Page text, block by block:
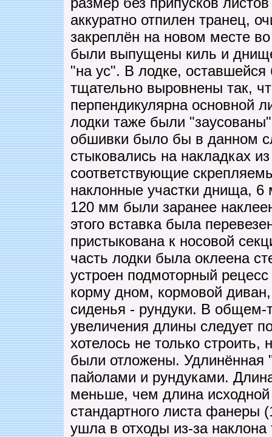
аккуратно отпилен транец,
закреплён на новом месте
были выпущены киль и
"на ус". В лодке, оставшейся
тщательно выровнены так,
перпендикулярна основной
лодки таже были
обшивки было бы в данном
стыковались на накладках
соответствующие
наклонные участки днища,
120 мм были заранее
этого вставка была
пристыкована к носовой
часть лодки была оклеена
устроен подмоторный
корму дном, кормовой
сиденья - рундуки. В
увеличения длины следует
хотелось не только
были отложены. Удлинённая
пайолами и рундуками.
меньше, чем длина
стандартного листа фанеры
ушла в отходы из-за наклона